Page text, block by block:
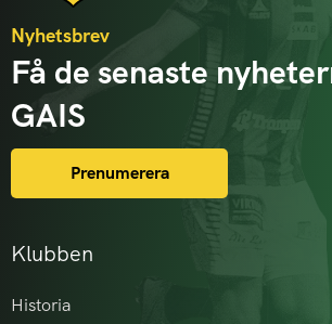
Klubben
Historia
Nyhetsbrev
Få de senaste
GAIS
Prenumerera